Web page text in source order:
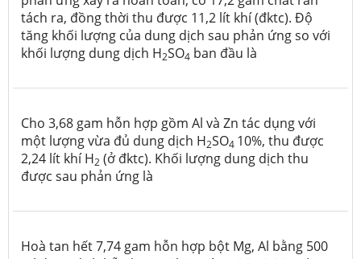
tách ra, đồng thời thu được 11,2 lít khí (đktc). Độ
tăng khối lượng của dung dịch sau phản ứng so với
khối lượng dung dịch H2SO4 ban đầu là
Cho 3,68 gam hỗn hợp gồm Al và Zn tác dụng với
một lượng vừa đủ dung dịch H2SO4 10%, thu được
2,24 lít khí H2 (ở đktc). Khối lượng dung dịch thu
được sau phản ứng là
Hoà tan hết 7,74 gam hỗn hợp bột Mg, Al bằng 500